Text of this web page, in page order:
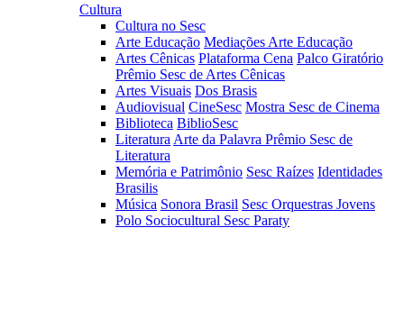
Cultura
Cultura no Sesc
Arte Educação Mediações Arte Educação
Artes Cênicas Plataforma Cena Palco Giratório
Prêmio Sesc de Artes Cênicas
Artes Visuais Dos Brasis
Audiovisual CineSesc Mostra Sesc de Cinema
Biblioteca BiblioSesc
Literatura Arte da Palavra Prêmio Sesc de
Literatura
Memória e Patrimônio Sesc Raízes Identidades
Brasilis
Música Sonora Brasil Sesc Orquestras Jovens
Polo Sociocultural Sesc Paraty